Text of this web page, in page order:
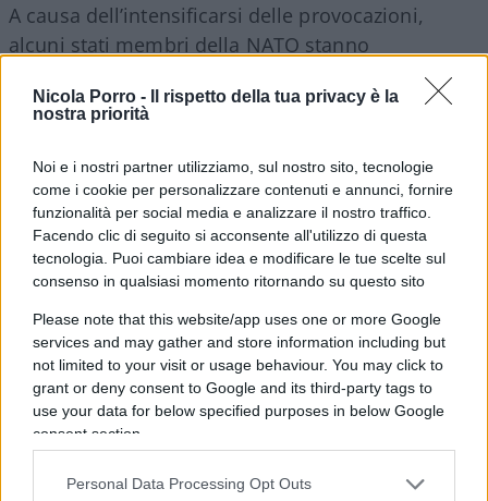
Nicola Porro -
Il rispetto della tua privacy è la
nostra priorità
Noi e i nostri partner utilizziamo, sul nostro sito, tecnologie
come i cookie per personalizzare contenuti e annunci, fornire
funzionalità per social media e analizzare il nostro traffico.
Facendo clic di seguito si acconsente all'utilizzo di questa
tecnologia. Puoi cambiare idea e modificare le tue scelte sul
consenso in qualsiasi momento ritornando su questo sito
Please note that this website/app uses one or more Google
services and may gather and store information including but
not limited to your visit or usage behaviour. You may click to
grant or deny consent to Google and its third-party tags to
use your data for below specified purposes in below Google
consent section.
Personal Data Processing Opt Outs
A causa dell’intensificarsi delle provocazioni,
alcuni stati membri della NATO stanno
dell’Alleanza. Questo meccanismo consente alle
di minacce alla sicurezza. La situazione resta tesa
in vista di eventuali azioni future.
Convocazione senza precedenti
Intanto Segretario alla Difesa degli Stati Uniti,
Pete Hegseth, ha ordinato una riunione
straordinaria che coinvolgerà centinaia di generali
e ammiragli statunitensi. L’incontro si terrà la
prossima settimana presso la base dei Marines di
Quantico, in Virginia. La direttiva ha spiazzato i